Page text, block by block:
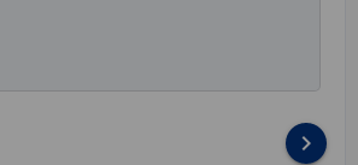
keyboard_arrow_right